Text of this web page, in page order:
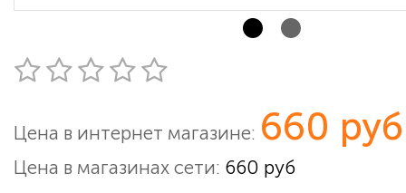
Цена в интернет магазине: 660 руб
Цена в магазинах сети: 660 руб